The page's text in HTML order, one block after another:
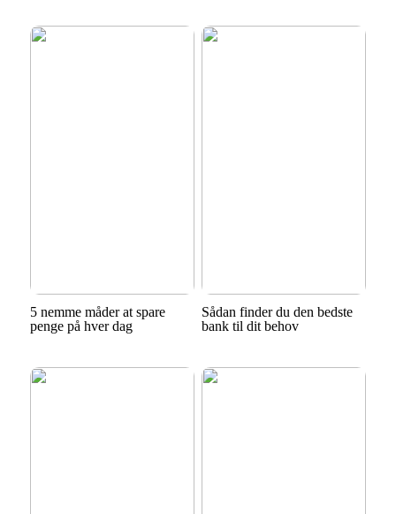
5 nemme måder at spare
penge på hver dag
Sådan finder du den bedste
bank til dit behov